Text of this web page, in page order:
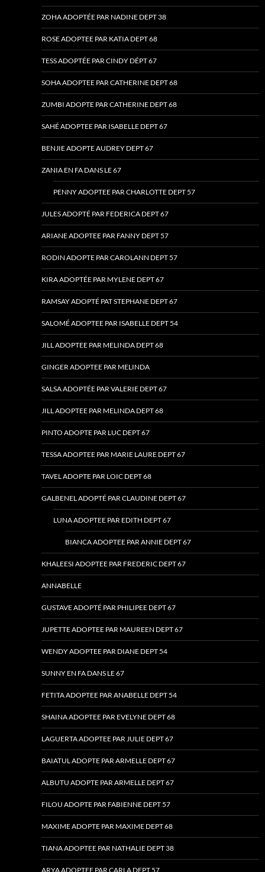
ZOHA ADOPTÉE PAR NADINE DEPT 38
ROSE ADOPTEE PAR KATIA DEPT 68
TESS ADOPTÉE PAR CINDY DÉPT 67
SOHA ADOPTEE PAR CATHERINE DEPT 68
ZUMBI ADOPTE PAR CATHERINE DEPT 68
SAHÉ ADOPTEE PAR ISABELLE DEPT 67
BENJIE ADOPTE AUDREY DEPT 67
ZANIA EN FA DANS LE 67
PENNY ADOPTEE PAR CHARLOTTE DEPT 57
JULES ADOPTÉ PAR FEDERICA DEPT 67
ARIANE ADOPTEE PAR FANNY DEPT 57
RODIN ADOPTE PAR CAROLANN DEPT 57
KIRA ADOPTÉE PAR MYLENE DEPT 67
RAMSAY ADOPTÉ PAT STEPHANE DEPT 67
SALOMÉ ADOPTEE PAR ISABELLE DEPT 54
JILL ADOPTEE PAR MELINDA DEPT 68
GINGER ADOPTEE PAR MELINDA
SALSA ADOPTÉE PAR VALERIE DEPT 67
JILL ADOPTEE PAR MELINDA DEPT 68
PINTO ADOPTE PAR LUC DEPT 67
TESSA ADOPTEE PAR MARIE LAURE DEPT 67
TAVEL ADOPTE PAR LOIC DEPT 68
GALBENEL ADOPTÉ PAR CLAUDINE DEPT 67
LUNA ADOPTEE PAR EDITH DEPT 67
BIANCA ADOPTEE PAR ANNIE DEPT 67
KHALEESI ADOPTEE PAR FREDERIC DEPT 67
ANNABELLE
GUSTAVE ADOPTÉ PAR PHILIPEE DEPT 67
JUPETTE ADOPTEE PAR MAUREEN DEPT 67
WENDY ADOPTEE PAR DIANE DEPT 54
SUNNY EN FA DANS LE 67
FETITA ADOPTEE PAR ANABELLE DEPT 54
SHAINA ADOPTEE PAR EVELYNE DEPT 68
LAGUERTA ADOPTEE PAR JULIE DEPT 67
BAIATUL ADOPTE PAR ARMELLE DEPT 67
ALBUTU ADOPTE PAR ARMELLE DEPT 67
FILOU ADOPTE PAR FABIENNE DEPT 57
MAXIME ADOPTE PAR MAXIME DEPT 68
TIANA ADOPTEE PAR NATHALIE DEPT 38
ARYA ADOPTEE PAR CARLA DEPT 57